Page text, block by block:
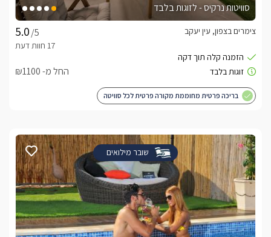
סוויטות נרקיס - לזוגות בלבד
/5
צימרים בצפון, עין יעקב
החל מ- ₪1100
בריכה פרטית מחוממת מקורה פרטית לכל סוויטה
שובר מילואים